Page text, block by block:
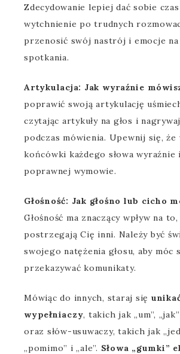
Zdecydowanie lepiej dać sobie czas
wytchnienie po trudnych
przenosić swój nastrój i emocje
spotkania.
Artykulacja: Jak wyraźnie
poprawić swoją artykulację
czytając artykuły na głos i
podczas mówienia. Upewnij się, że
końcówki każdego słowa wyraźnie
poprawnej wymowie.
Głośność: Jak głośno lub cicho
Głośność ma znaczący wpływ na
postrzegają Cię inni. Należy być
swojego natężenia głosu, aby móc
przekazywać komunikaty.
Mówiąc do innych, staraj się
wypełniaczy, takich jak „um”, „jak”
oraz słów-usuwaczy, takich jak
„pomimo” i „ale”. Słowa „gumki”